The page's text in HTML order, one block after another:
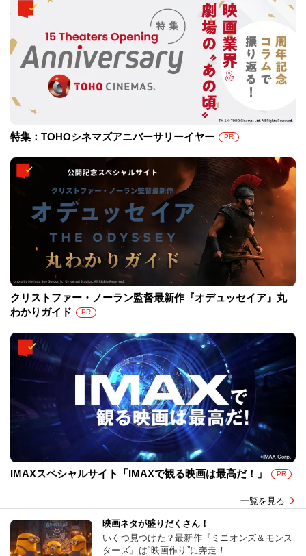
特集：TOHOシネマズアニバーサリーイヤー PR
クリストファー・ノーラン監督最新作『オデュッセイア』丸
わかりガイド
PR
IMAXスペシャルサイト「IMAXで観る映画は最高だ！」 PR
一覧を見る
映画ネタが盛りだくさん！
いくつ見つけた？最新作『ミニオンズ＆モンス
ターズ』は“映画作り”に奔走！